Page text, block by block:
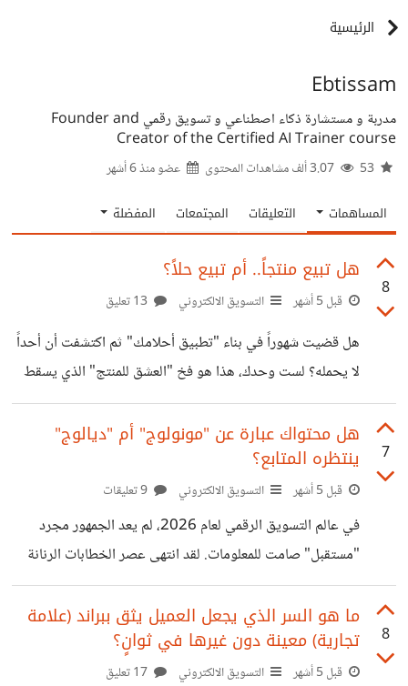
الرئيسية
Ebtissam
مدربة و مستشارة ذكاء اصطناعي و تسويق رقمي Founder and
Creator of the Certified AI Trainer course
عضو منذ6 أشهر
المساهمات التعليقات المجتمعات المفضلة
8
هل تبيع منتجاً.. أم تبيع حلاً؟
قبل 5 أشهر التسويق الالكتروني
هل قضيت شهوراً في بناء "تطبيق أحلامك" ثم اكتشفت أن أحداً
لا يحمله؟ لست وحدك، هذا هو فخ "العشق للمنتج" الذي يسقط
فيه الكثيرون حيث يقضون شهوراً، وربما سنوات، في تطوير
تطبيق مبهر أو ابتكار أداة فريدة، ليتفاجئوا في النهاية بأن أحداً لا
يريد شراءها.. ​أين تضع رهانك؟ 🎲 • ​المقامرة (المنتج أولاً): تبني
ميزات مبهرة وتفترض أن الناس سيفكرون مثلك. النتيجة؟
محاولة يائسة لـ "إقناع" الناس بشراء شيء لا يحتاجونه. • ​
الاستثمار الذكي (المشكلة أولاً): تبحث عن "وجع" حقيقي
7
هل محتواك عبارة عن "مونولوج" أم "ديالوج"
ينتظره المتابع؟
قبل 5 أشهر التسويق الالكتروني
في عالم التسويق الرقمي لعام 2026، لم يعد الجمهور مجرد
"مستقبل" صامت للمعلومات. لقد انتهى عصر الخطابات الرنانة
التي تُلقى من طرف واحد فوق منصة عالية. اليوم، المحتوى الذي
ينجح هو الذي يفتح باباً للمناقشة، والمحتوى الذي يفشل هو
الذي يكتفي بـ "الإلقاء". فهل أنت تتحدث إلى جمهورك، أم
تتحدث معهم؟ 1. فخ "المونولوج": صدى صوتك لا يبني ثقة
8
ما هو السر الذي يجعل العميل يثق ببراند (علامة
تجارية) معينة دون غيرها في ثوانٍ؟
قبل 5 أشهر التسويق الالكتروني